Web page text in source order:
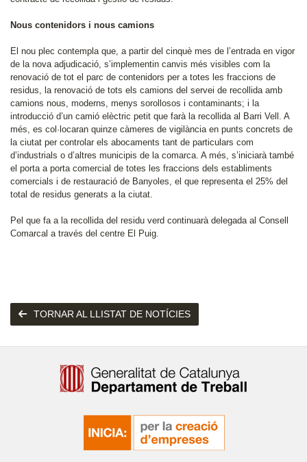
Nous contenidors i nous camions
El nou plec contempla que, a partir del cinquè mes de l’entrada en vigor
de la nova adjudicació, s’implementin canvis més visibles com la
renovació de tot el parc de contenidors per a totes les fraccions de
residus, la renovació de tots els camions del servei de recollida amb
camions nous, moderns, menys sorollosos i contaminants; i la
introducció d’un camió elèctric petit que farà la recollida al Barri Vell. A
més, es col·locaran quinze càmeres de vigilància en punts concrets de
la ciutat per controlar els abocaments tant de particulars com
d’industrials o d’altres municipis de la comarca. A més, s’iniciarà també
el porta a porta comercial de totes les fraccions dels establiments
comercials i de restauració de Banyoles, el que representa el 25% del
total de residus generats a la ciutat.
Pel que fa a la recollida del residu verd continuarà delegada al Consell
Comarcal a través del centre El Puig.
TORNAR AL LLISTAT DE NOTÍCIES